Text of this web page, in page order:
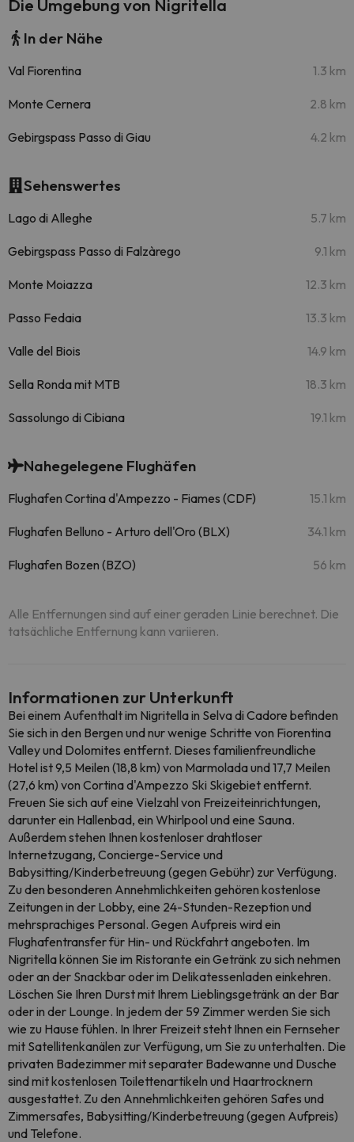
Die Umgebung von Nigritella
In der Nähe
Val Fiorentina 1.3 km
Monte Cernera 2.8 km
Gebirgspass Passo di Giau 4.2 km
Sehenswertes
Lago di Alleghe 5.7 km
Gebirgspass Passo di Falzàrego 9.1 km
Monte Moiazza 12.3 km
Passo Fedaia 13.3 km
Valle del Biois 14.9 km
Sella Ronda mit MTB 18.3 km
Sassolungo di Cibiana 19.1 km
Nahegelegene Flughäfen
Flughafen Cortina d'Ampezzo - Fiames (CDF) 15.1 km
Flughafen Belluno - Arturo dell'Oro (BLX) 34.1 km
Flughafen Bozen (BZO) 56 km
Alle Entfernungen sind auf einer geraden Linie berechnet. Die
tatsächliche Entfernung kann variieren.
Informationen zur Unterkunft
Bei einem Aufenthalt im Nigritella in Selva di Cadore befinden
Sie sich in den Bergen und nur wenige Schritte von Fiorentina
Valley und Dolomites entfernt. Dieses familienfreundliche
Hotel ist 9,5 Meilen (18,8 km) von Marmolada und 17,7 Meilen
(27,6 km) von Cortina d'Ampezzo Ski Skigebiet entfernt.
Freuen Sie sich auf eine Vielzahl von Freizeiteinrichtungen,
darunter ein Hallenbad, ein Whirlpool und eine Sauna.
Außerdem stehen Ihnen kostenloser drahtloser
Internetzugang, Concierge-Service und
Babysitting/Kinderbetreuung (gegen Gebühr) zur Verfügung.
Zu den besonderen Annehmlichkeiten gehören kostenlose
Zeitungen in der Lobby, eine 24-Stunden-Rezeption und
mehrsprachiges Personal. Gegen Aufpreis wird ein
Flughafentransfer für Hin- und Rückfahrt angeboten. Im
Nigritella können Sie im Ristorante ein Getränk zu sich nehmen
oder an der Snackbar oder im Delikatessenladen einkehren.
Löschen Sie Ihren Durst mit Ihrem Lieblingsgetränk an der Bar
oder in der Lounge. In jedem der 59 Zimmer werden Sie sich
wie zu Hause fühlen. In Ihrer Freizeit steht Ihnen ein Fernseher
mit Satellitenkanälen zur Verfügung, um Sie zu unterhalten. Die
privaten Badezimmer mit separater Badewanne und Dusche
sind mit kostenlosen Toilettenartikeln und Haartrocknern
ausgestattet. Zu den Annehmlichkeiten gehören Safes und
Zimmersafes, Babysitting/Kinderbetreuung (gegen Aufpreis)
und Telefone.